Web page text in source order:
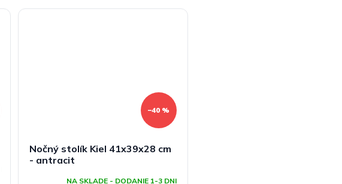
–40 %
Nočný stolík Kiel 41x39x28 cm
- antracit
NA SKLADE - DODANIE 1-3 DNI